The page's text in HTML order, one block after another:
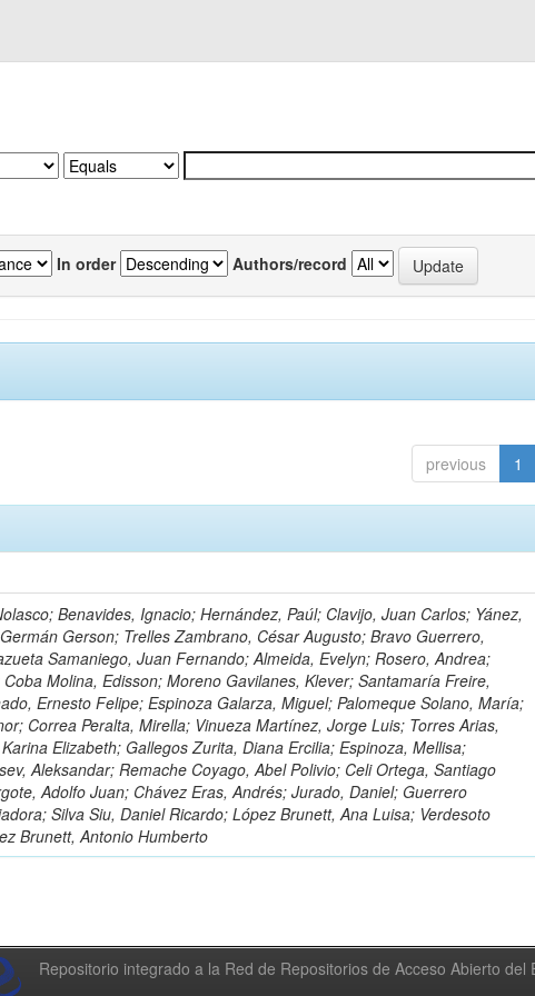
In order Authors/record
previous 1
Benavides, Ignacio; Hernández, Paúl; Clavijo, Juan Carlos; Yánez,
Gerson; Trelles Zambrano, César Augusto; Bravo Guerrero,
Samaniego, Juan Fernando; Almeida, Evelyn; Rosero, Andrea;
Molina, Edisson; Moreno Gavilanes, Klever; Santamaría Freire,
Ernesto Felipe; Espinoza Galarza, Miguel; Palomeque Solano, María;
Correa Peralta, Mirella; Vinueza Martínez, Jorge Luis; Torres Arias,
Elizabeth; Gallegos Zurita, Diana Ercilia; Espinoza, Mellisa;
Aleksandar; Remache Coyago, Abel Polivio; Celi Ortega, Santiago
Adolfo Juan; Chávez Eras, Andrés; Jurado, Daniel; Guerrero
Silva Siu, Daniel Ricardo; López Brunett, Ana Luisa; Verdesoto
Brunett, Antonio Humberto
Repositorio integrado a la Red de Repositorios de Acceso Abierto del